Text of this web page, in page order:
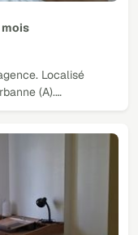
Localisé
(A).…